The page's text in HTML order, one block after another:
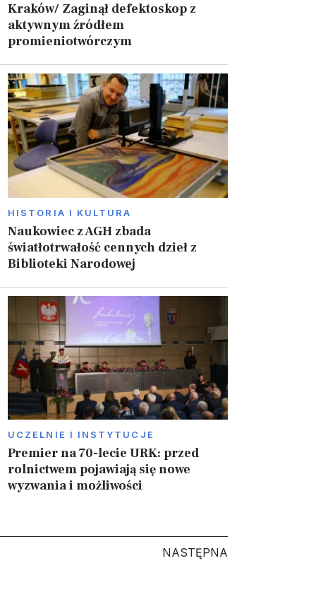
Kraków/ Zaginął defektoskop z
aktywnym źródłem
promieniotwórczym
HISTORIA I KULTURA
Naukowiec z AGH zbada
światłotrwałość cennych dzieł z
Biblioteki Narodowej
UCZELNIE I INSTYTUCJE
Premier na 70-lecie URK: przed
rolnictwem pojawiają się nowe
wyzwania i możliwości
NASTĘPNA
NASTĘPNA